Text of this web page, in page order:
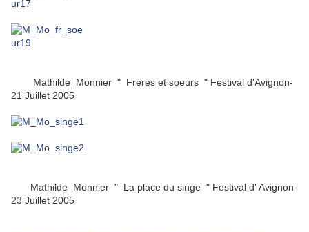
Mathilde Monnier " Frères et soeurs " Festival d'Avignon-
21 Juillet 2005
Mathilde Monnier " La place du singe " Festival d' Avignon-
23 Juillet 2005